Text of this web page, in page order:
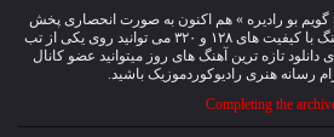
گویم بو رادیرە » هم اکنون به صورت انحصاری پخش
شد، جهت دانلود و شنیدن این آهنگ با کیفیت های ۱۲۸ و ۳۲۰ می توانید روی یکی از تب
تازه ترین آهنگ های روز میتوانید عضو کانال
رسانه هنری رادیوکوردموزیک باشید.
Completing the